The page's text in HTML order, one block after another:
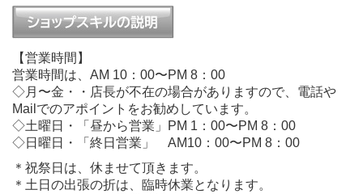
【営業時間】
営業時間は、AM 10：00〜PM 8：00
◇月〜金・・店長が不在の場合がありますので、電話や
Mailでのアポイントをお勧めしています。
◇土曜日・「昼から営業」PM 1：00〜PM 8：00
◇日曜日・「終日営業」 AM10：00〜PM 8：00
＊祝祭日は、休ませて頂きます。
＊土日の出張の折は、臨時休業となります。